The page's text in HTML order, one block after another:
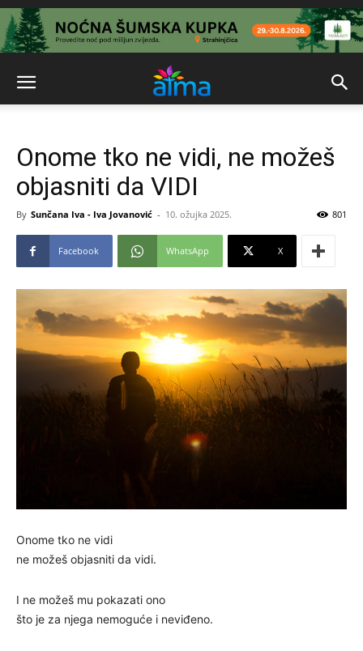
Onome tko ne vidi, ne možeš
objasniti da VIDI
By Sunčana Iva - Iva Jovanović - 10. ožujka 2025. 801
Facebook WhatsApp X
Onome tko ne vidi
ne možeš objasniti da vidi.
I ne možeš mu pokazati ono
što je za njega nemoguće i neviđeno.